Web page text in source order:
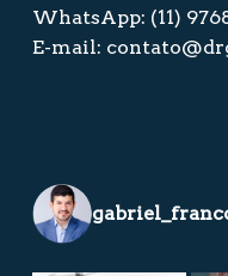
WhatsApp: (11)
E-mail: